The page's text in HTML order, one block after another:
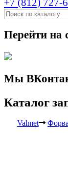
+7 (812) 727-
Перейти на
Мы
Каталог
Valmet